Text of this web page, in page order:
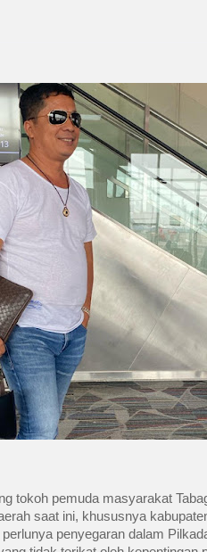
tokoh pemuda masyarakat
saat ini, khususnya
penyegaran dalam